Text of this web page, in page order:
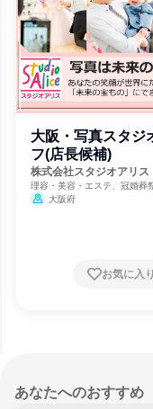
大阪・写真スタジ
フ(店長候補)
株式会社スタジオアリス
理容・美容・エステ、冠婚葬
保育・幼児教育
大阪府
お気に入り
あなたへのおすすめ